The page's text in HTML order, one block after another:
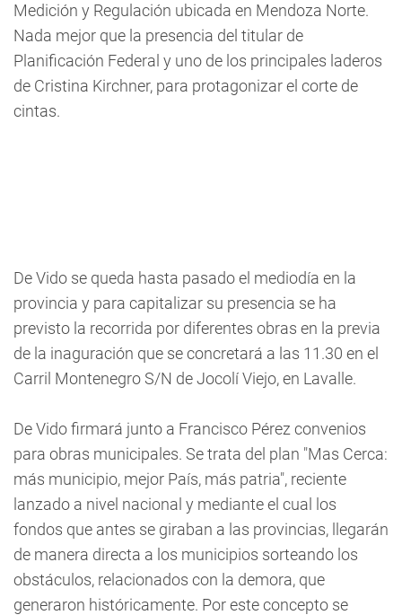
Medición y Regulación ubicada en Mendoza Norte.
Nada mejor que la presencia del titular de
Planificación Federal y uno de los principales laderos
de Cristina Kirchner, para protagonizar el corte de
cintas.
De Vido se queda hasta pasado el mediodía en la
provincia y para capitalizar su presencia se ha
previsto la recorrida por diferentes obras en la previa
de la inaguración que se concretará a las 11.30 en el
Carril Montenegro S/N de Jocolí Viejo, en Lavalle.
De Vido firmará junto a Francisco Pérez convenios
para obras municipales. Se trata del plan "Mas Cerca:
más municipio, mejor País, más patria", reciente
lanzado a nivel nacional y mediante el cual los
fondos que antes se giraban a las provincias, llegarán
de manera directa a los municipios sorteando los
obstáculos, relacionados con la demora, que
generaron históricamente. Por este concepto se